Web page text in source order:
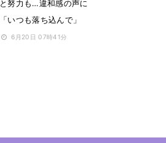
と努力も…違和感の声に
「いつも落ち込んで」
6月20日 07時41分